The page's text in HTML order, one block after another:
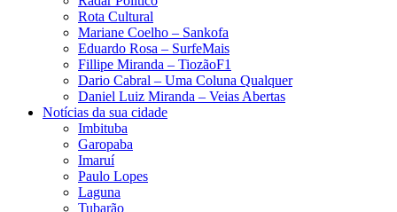
Rota Cultural
Mariane Coelho – Sankofa
Eduardo Rosa​ – SurfeMais
Fillipe Miranda – TiozãoF1
Dario Cabral – Uma Coluna Qualquer
Daniel Luiz Miranda – Veias Abertas
Notícias da sua cidade
Imbituba
Garopaba
Imaruí
Paulo Lopes
Laguna
Tubarão